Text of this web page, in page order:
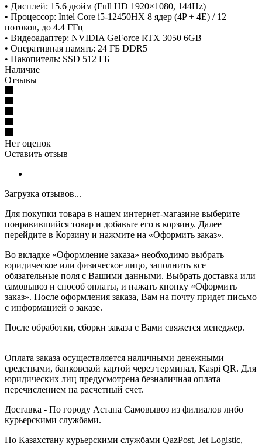
• Дисплей: 15.6 дюйм (Full HD 1920×1080, 144Hz)
• Процессор: Intel Core i5-12450HX 8 ядер (4P + 4E) / 12
потоков, до 4.4 ГГц
• Видеоадаптер: NVIDIA GeForce RTX 3050 6GB
• Оперативная память: 24 ГБ DDR5
• Накопитель: SSD 512 ГБ
Наличие
Отзывы
Нет оценок
Оставить отзыв
Загрузка отзывов...
Для покупки товара в нашем интернет-магазине выберите
понравившийся товар и добавьте его в корзину. Далее
перейдите в Корзину и нажмите на «Оформить заказ».
Во вкладке «Оформление заказа» необходимо выбрать
юридическое или физическое лицо, заполнить все
обязательные поля с Вашими данными. Выбрать доставка или
самовывоз и способ оплаты, и нажать кнопку «Оформить
заказ». После оформления заказа, Вам на почту придет письмо
с информацией о заказе.
После обработки, сборки заказа с Вами свяжется менеджер.
Оплата заказа осуществляется наличными денежными
средствами, банковской картой через терминал, Kaspi QR. Для
юридических лиц предусмотрена безналичная оплата
перечислением на расчетный счет.
Доставка - По городу Астана Самовывоз из филиалов либо
курьерскими службами.
По Казахстану курьерскими службами QazPost, Jet Logistic,